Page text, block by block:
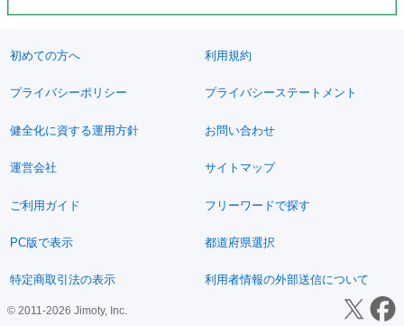
初めての方へ 利用規約
プライバシーポリシー プライバシーステートメント
健全化に資する運用方針 お問い合わせ
運営会社 サイトマップ
ご利用ガイド フリーワードで探す
PC版で表示 都道府県選択
特定商取引法の表示 利用者情報の外部送信について
© 2011-2026 Jimoty, Inc.